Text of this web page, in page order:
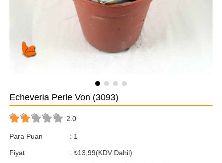
Echeveria Perle Von (3093)
2.0
Para Puan : 1
Fiyat : ₺13,99(KDV Dahil)